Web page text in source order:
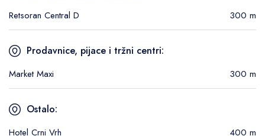
Retsoran Central D 300 m
Prodavnice, pijace i tržni centri:
Market Maxi 300 m
Ostalo:
Hotel Crni Vrh 400 m